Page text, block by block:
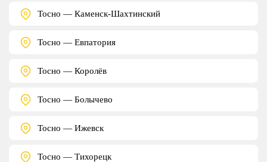
Тосно — Каменск-Шахтинский
Тосно — Евпатория
Тосно — Королёв
Тосно — Болычево
Тосно — Ижевск
Тосно — Тихорецк